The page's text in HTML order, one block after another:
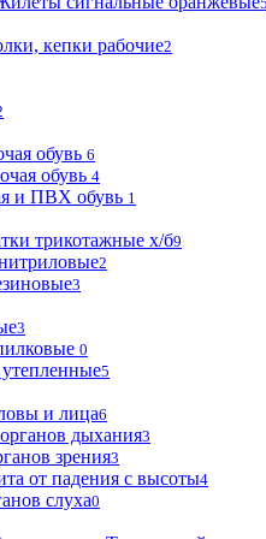
кепки рабочие2
обувь 6
обувь 4
и ПВХ обувь 1
трикотажные х/б9
2
3
3
0
5
и лица6
дыхания3
зрения3
от падения с высоты4
слуха0